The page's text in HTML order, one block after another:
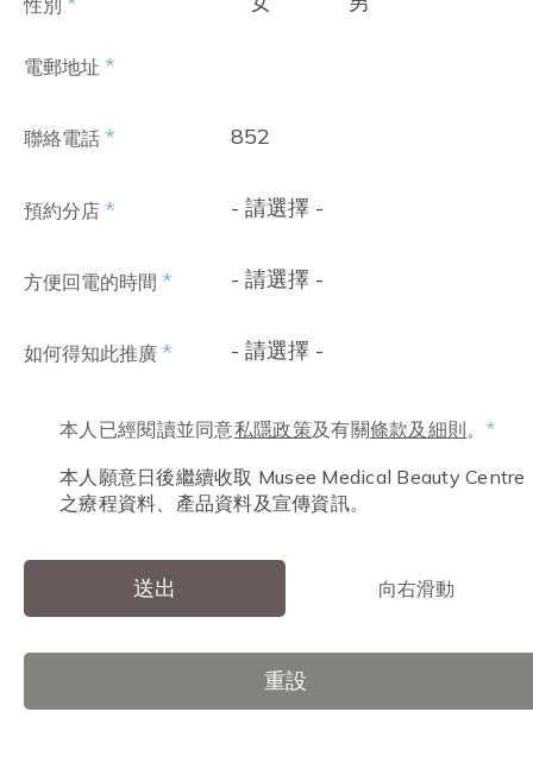
性別
電郵地址 *
聯絡電話 * 852
預約分店 * - 請選擇 -
方便回電的時間 * - 請選擇 -
如何得知此推廣 * - 請選擇 -
本人已經閱讀並同意私隱政策及有關條款及細則。 *
本人願意日後繼續收取 Musee Medical Beauty Centre
之療程資料、產品資料及宣傳資訊。
送出 向右滑動
重設